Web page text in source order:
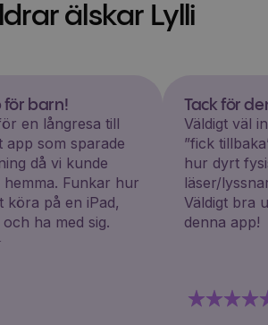
älskar Lylli
barn!
en långresa till
app som sparade
då vi kunde
Funkar hur
köra på en iPad,
ha med sig.
Tack för
Väldigt väl
”fick
hur dyrt
läser/
Väldigt bra
denna app!